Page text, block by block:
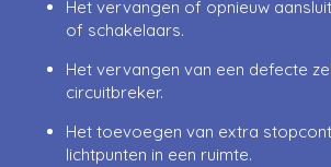
Het vervangen of opnieuw
of schakelaars.
Het vervangen van een defecte
circuitbreker.
Het toevoegen van extra
lichtpunten in een ruimte.